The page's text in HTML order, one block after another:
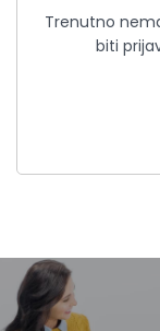
Trenutno
biti